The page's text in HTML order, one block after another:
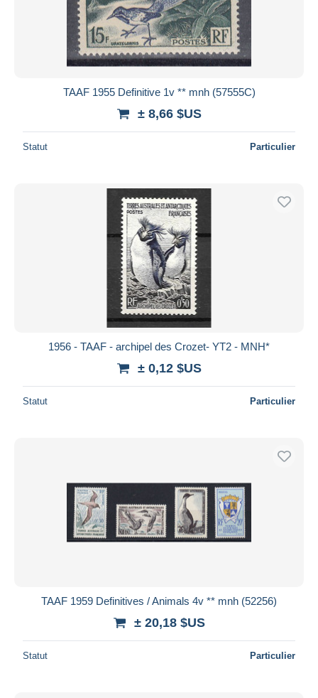
TAAF 1955 Definitive 1v ** mnh (57555C)
± 8,66 $US
Statut Particulier
1956 - TAAF - archipel des Crozet- YT2 - MNH*
± 0,12 $US
Statut Particulier
TAAF 1959 Definitives / Animals 4v ** mnh (52256)
± 20,18 $US
Statut Particulier